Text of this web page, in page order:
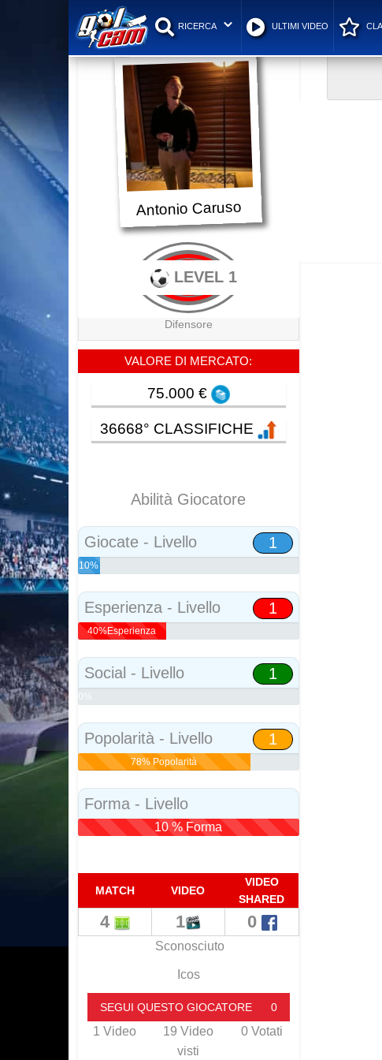
RICERCA ULTIMI VIDEO
Antonio Caruso
LEVEL 1
Difensore
VALORE DI MERCATO:
75.000 €
36668° CLASSIFICHE
Abilità Giocatore
Giocate - Livello 1
10%
Esperienza - Livello 1
40%Esperienza
Social - Livello 1
0%
Popolarità - Livello 1
78% Popolarità
Forma - Livello
10 % Forma
MATCH VIDEO
VIDEO
SHARED
4 1 0
Sconosciuto
Icos
SEGUI QUESTO GIOCATORE 0
1 Video 19 Video
visti
0 Votati